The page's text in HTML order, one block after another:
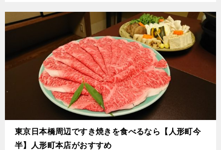
東京日本橋周辺ですき焼きを食べるなら【人形町今
半】人形町本店がおすすめ